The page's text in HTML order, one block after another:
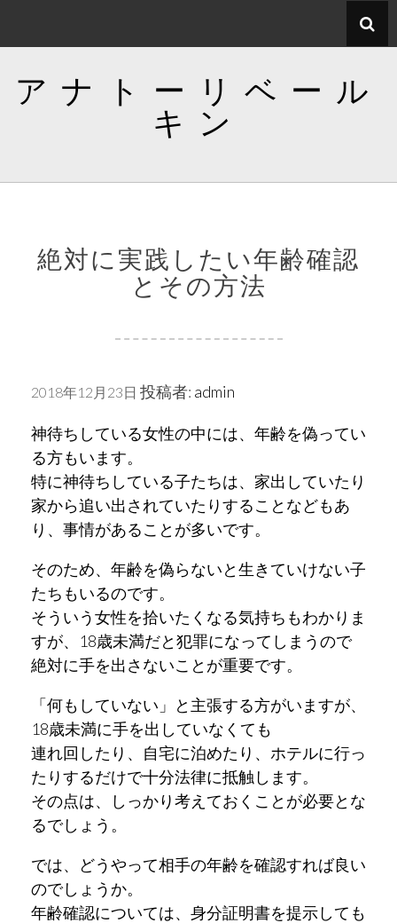
キ
アナトーリベール
キン
絶対に実践したい年齢確認
とその方法
2018年12月23日 投稿者: admin
神待ちしている女性の中には、年齢を偽ってい
る方もいます。
特に神待ちしている子たちは、家出していたり
家から追い出されていたりすることなどもあ
り、事情があることが多いです。
そのため、年齢を偽らないと生きていけない子
たちもいるのです。
そういう女性を拾いたくなる気持ちもわかりま
すが、18歳未満だと犯罪になってしまうので
絶対に手を出さないことが重要です。
「何もしていない」と主張する方がいますが、
18歳未満に手を出していなくても
連れ回したり、自宅に泊めたり、ホテルに行っ
たりするだけで十分法律に抵触します。
その点は、しっかり考えておくことが必要とな
るでしょう。
では、どうやって相手の年齢を確認すれば良い
のでしょうか。
年齢確認については、身分証明書を提示しても